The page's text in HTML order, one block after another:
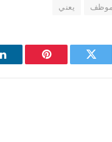
موظف يعني
تويتر بينتيريست